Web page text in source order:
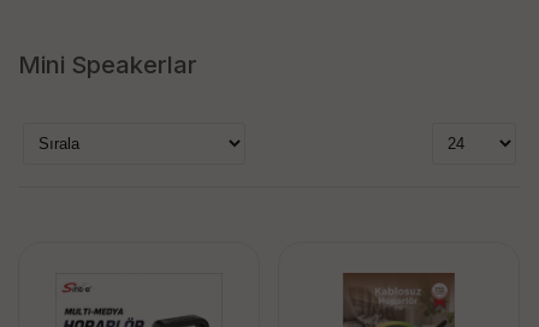
ki̇lerci̇
polygold
stokta var
stokta yok
Mini Speakerlar